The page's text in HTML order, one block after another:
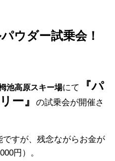
ウダー試乗会！
池高原スキー場にて
『パ
ー』
の試乗会が開催さ
すが、残念ながらお金が
円）。